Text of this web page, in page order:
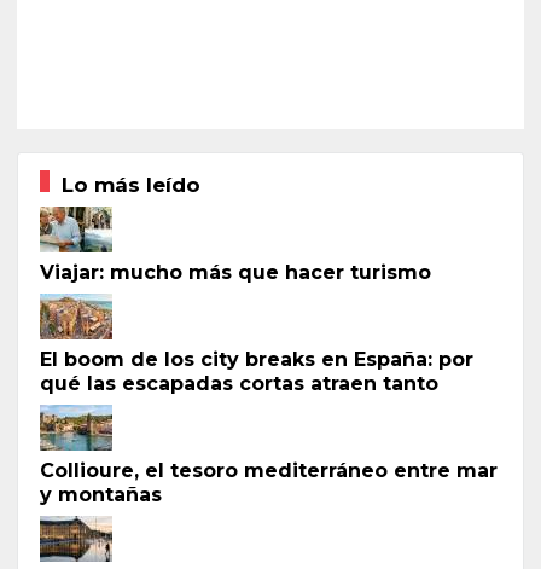
Lo más leído
Viajar: mucho más que hacer turismo
El boom de los city breaks en España: por
qué las escapadas cortas atraen tanto
Collioure, el tesoro mediterráneo entre mar
y montañas